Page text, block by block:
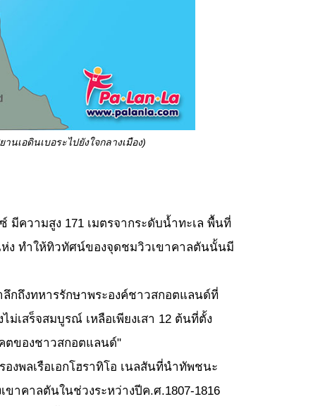
นเอดินเบอระไปยังใจกลางเมือง)
มีความสูง 171 เมตรจากระดับน้ำทะเล พื้นที่
ห่ง ทำให้ทิวทัศน์ของจุดชมวิวเขาคาลตันนั้นมี
ลึกถึงทหารรักษาพระองค์ชาวสกอตแลนด์ที่
ม่เสร็จสมบูรณ์ เหลือเพียงเสา 12 ต้นที่ตั้ง
ตของชาวสกอตแลนด์"
องพลเรือเอกโฮราทิโอ เนลสันที่นำทัพชนะ
าคาลตันในช่วงระหว่างปีค.ศ.1807-1816